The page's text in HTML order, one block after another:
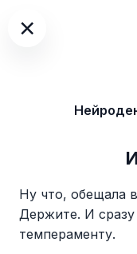
×
Ну что, обещала
Держите. И
темпераменту.